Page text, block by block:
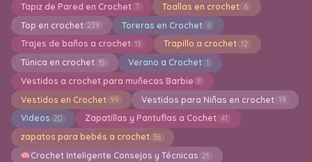
Tapiz de Pared en Crochet 7 Toallas en crochet 6
Top en crochet 239 Toreras en Crochet 6
Trajes de baños a crochet 13 Trapillo a crochet 12
Túnica en crochet 15 Verano a Crochet 1
Vestidos a crochet para muñecas Barbie 8
Vestidos en Crochet 99 Vestidos para Niñas en crochet 19
Videos 20 Zapatillas y Pantuflas a Cochet 41
zapatos para bebés a crochet 36
Crochet Inteligente Consejos y Técnicas 21